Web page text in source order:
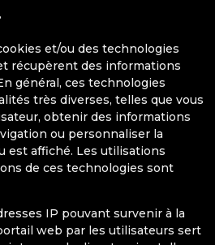
et/ou des technologies
récupèrent des informations
général, ces technologies
très diverses, telles que vous
obtenir des informations
ou personnaliser la
est affiché. Les utilisations
de ces technologies sont
IP pouvant survenir à la
web par les utilisateurs sert